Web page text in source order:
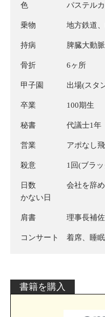
色 パステルカ
乗物 地方鉄道、
持病 脾臓大動脈瘤
骨折 6ヶ所
甲子園 出場(スタ
卒業 100期生
秘書 代議士1年
営業 アポなし飛
殺意 1回(ブラッ
日数 会社を辞めた
かない日
肩書 理事長補佐(
コンサート 着席、睡眠
書籍を購入